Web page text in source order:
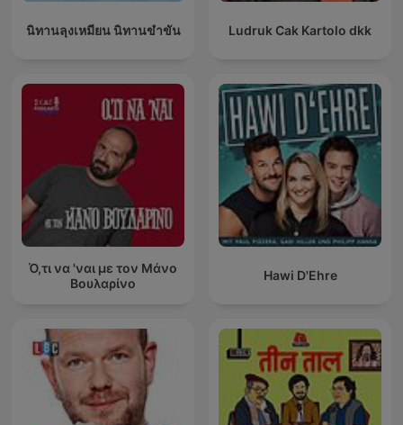
นิทานลุงเหมียน นิทานขำขัน Ludruk Cak Kartolo dkk
Ό,τι να 'ναι με τον Μάνο
Βουλαρίνο
Hawi D'Ehre